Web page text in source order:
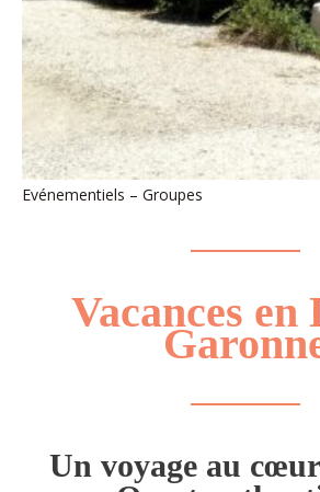
Evénementiels – Groupes
Vacances en
Un voyage au